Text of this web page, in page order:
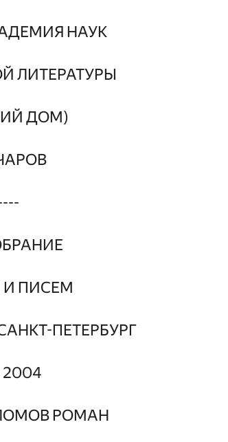
НАУК
ЛИТЕРАТУРЫ
ДОМ)
ПИСЕМ
ПЕТЕРБУРГ
2004
РОМАН